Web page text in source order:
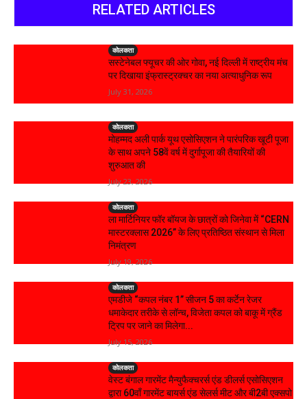
RELATED ARTICLES
कोलकता
सस्टेनेबल फ्यूचर की ओर गोवा, नई दिल्ली में राष्ट्रीय मंच
पर दिखाया इंफ्रास्ट्रक्चर का नया अत्याधुनिक रूप
July 31, 2026
कोलकता
मोहम्मद अली पार्क यूथ एसोसिएशन ने पारंपरिक खूटी पूजा
के साथ अपने 58वें वर्ष में दुर्गापूजा की तैयारियों की
शुरुआत की
July 23, 2026
कोलकता
ला मार्टिनियर फॉर बॉयज के छात्रों को जिनेवा में “CERN
मास्टरक्लास 2026” के लिए प्रतिष्ठित संस्थान से मिला
निमंत्रण
July 19, 2026
कोलकता
एमडीजे “कपल नंबर 1” सीजन 5 का कर्टेन रेजर
धमाकेदार तरीके से लॉन्च, विजेता कपल को बाकू में ग्रैंड
ट्रिप पर जाने का मिलेगा...
July 15, 2026
कोलकता
वेस्ट बंगाल गारमेंट मैन्युफैक्चरर्स एंड डीलर्स एसोसिएशन
द्वारा 60वाँ गारमेंट बायर्स एंड सेलर्स मीट और बी2बी एक्सपो